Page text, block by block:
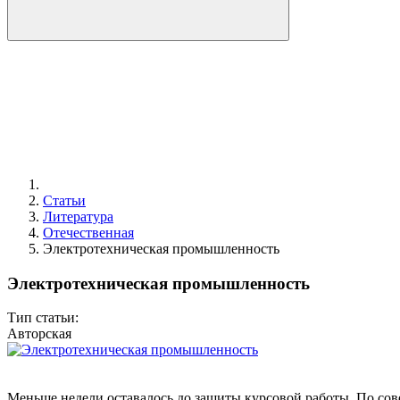
Статьи
Литература
Отечественная
Электротехническая промышленность
Электротехническая промышленность
Тип статьи:
Авторская